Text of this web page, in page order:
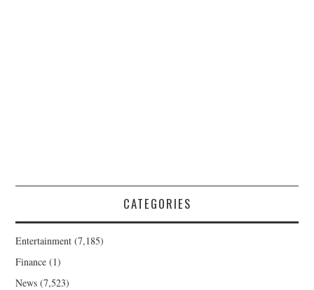
CATEGORIES
Entertainment (7,185)
Finance (1)
News (7,523)